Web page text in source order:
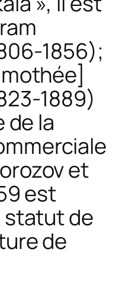
1856);
1889)
de la
et
est
statut de
de